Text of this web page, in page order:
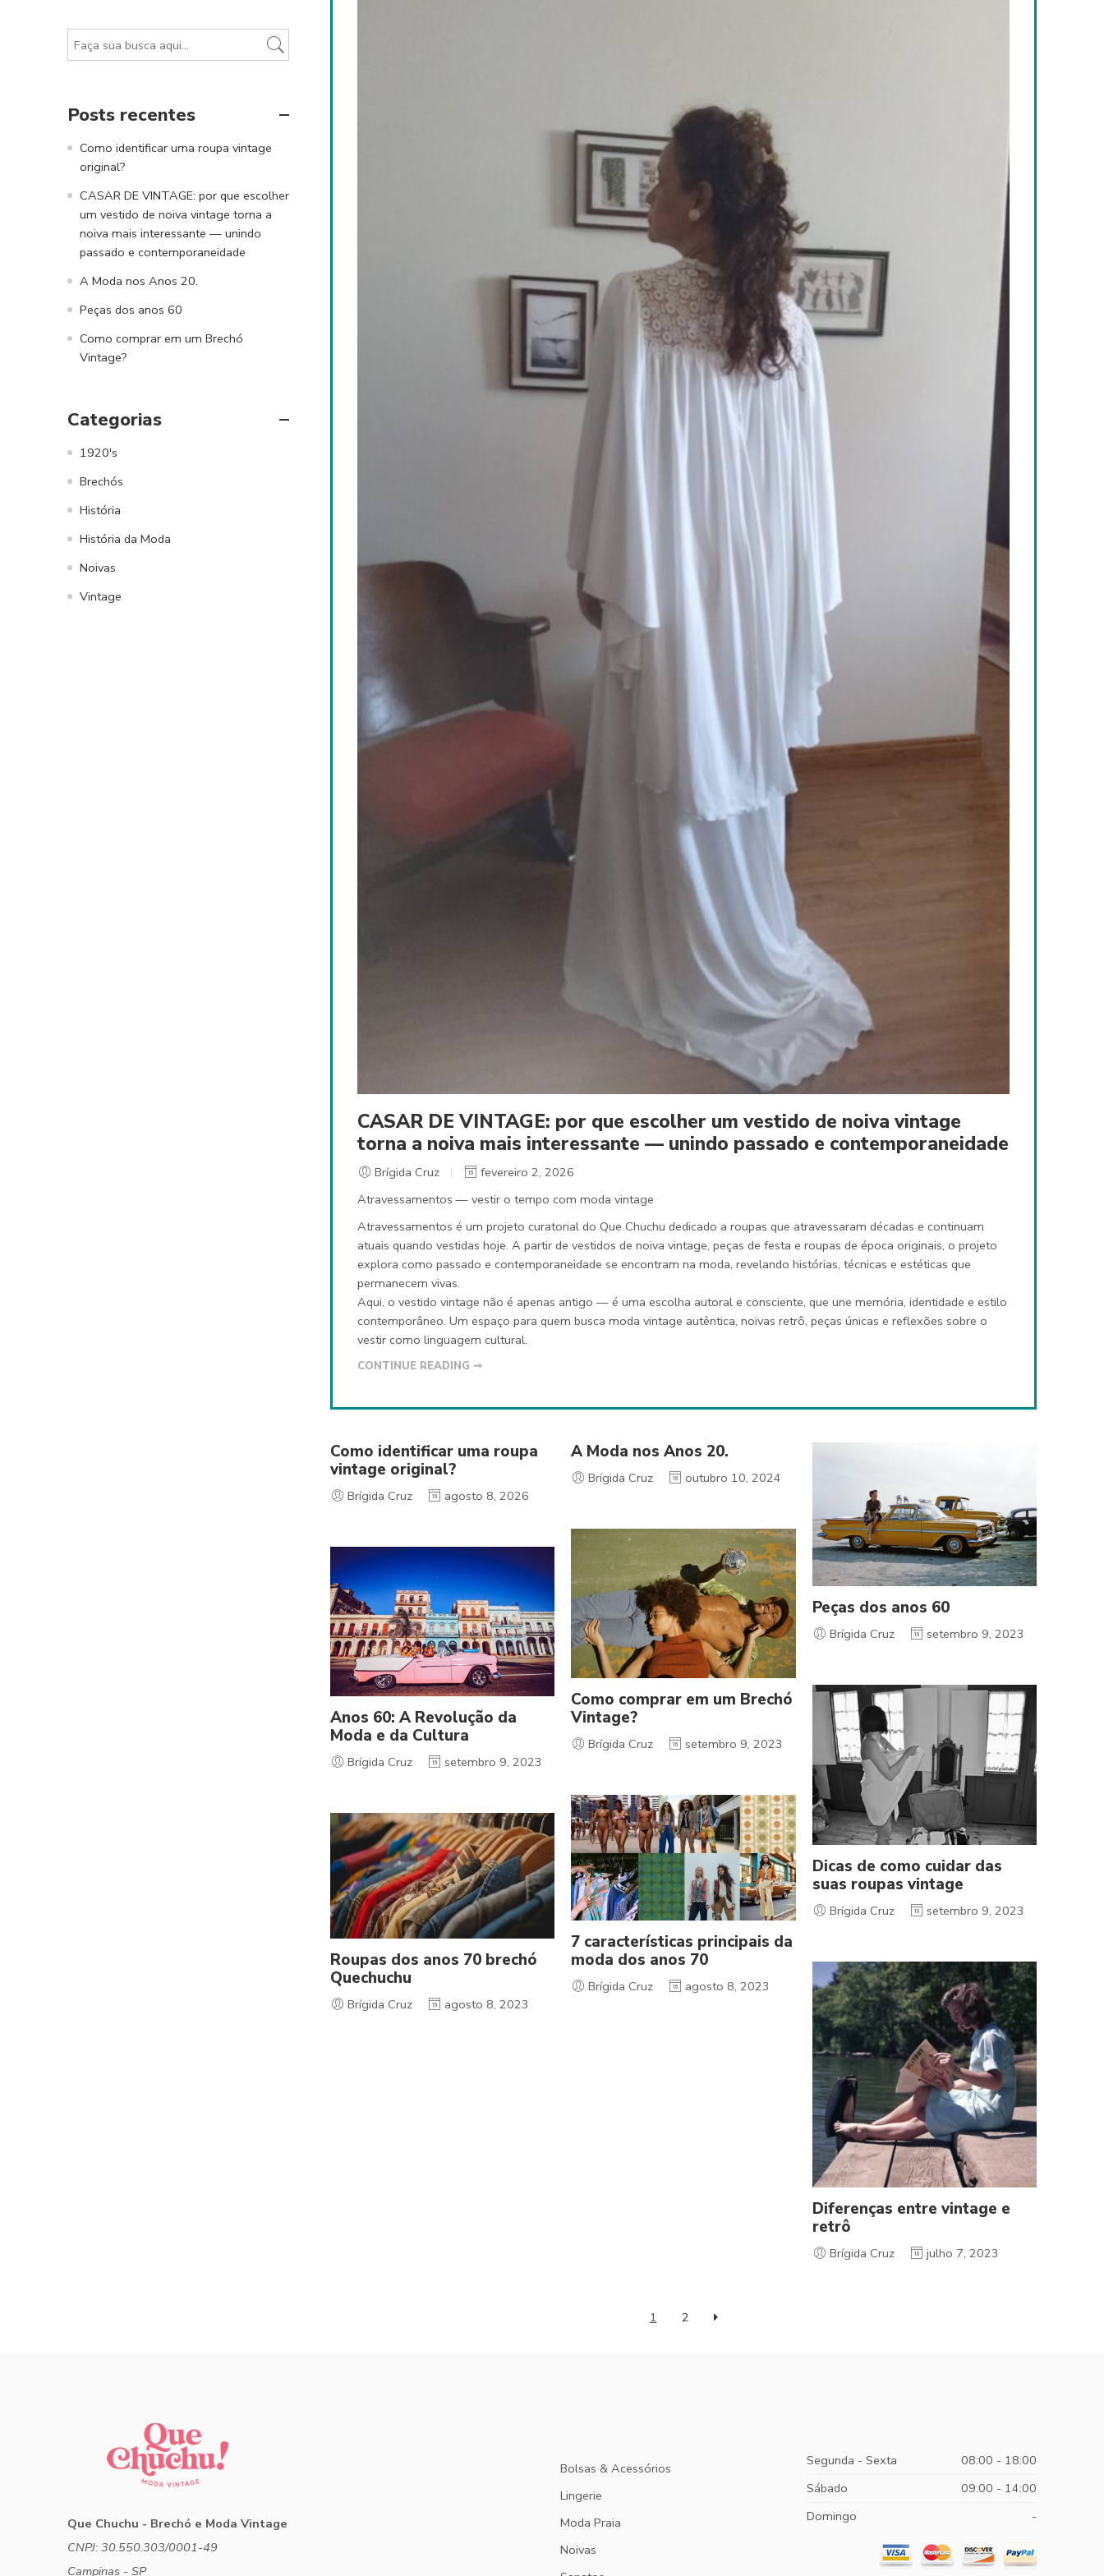
CASAR DE VINTAGE: por que escolher um vestido de noiva vintage
torna a noiva mais interessante — unindo passado e contemporaneidade
Brígida Cruz
fevereiro 2, 2026
Atravessamentos — vestir o tempo com moda vintage
Atravessamentos é um projeto curatorial do Que Chuchu dedicado a roupas que atravessaram décadas e continuam
atuais quando vestidas hoje. A partir de vestidos de noiva vintage, peças de festa e roupas de época originais, o projeto
explora como passado e contemporaneidade se encontram na moda, revelando histórias, técnicas e estéticas que
permanecem vivas.
Aqui, o vestido vintage não é apenas antigo — é uma escolha autoral e consciente, que une memória, identidade e estilo
contemporâneo. Um espaço para quem busca moda vintage autêntica, noivas retrô, peças únicas e reflexões sobre o
vestir como linguagem cultural.
CONTINUE READING ➞
Como identificar uma roupa
vintage original?
Brígida Cruz agosto 8, 2026
A Moda nos Anos 20.
Brígida Cruz outubro 10, 2024
Peças dos anos 60
Brígida Cruz setembro 9, 2023
Como comprar em um Brechó
Vintage?
Brígida Cruz setembro 9, 2023
Anos 60: A Revolução da
Moda e da Cultura
Brígida Cruz setembro 9, 2023
Dicas de como cuidar das
suas roupas vintage
Brígida Cruz setembro 9, 2023
7 características principais da
moda dos anos 70
Brígida Cruz agosto 8, 2023
Roupas dos anos 70 brechó
Quechuchu
Brígida Cruz agosto 8, 2023
Diferenças entre vintage e
retrô
Brígida Cruz julho 7, 2023
1 2
Posts recentes
Como identificar uma roupa vintage
original?
CASAR DE VINTAGE: por que escolher
um vestido de noiva vintage torna a
noiva mais interessante — unindo
passado e contemporaneidade
A Moda nos Anos 20.
Peças dos anos 60
Como comprar em um Brechó
Vintage?
Categorias
1920's
Brechós
História
História da Moda
Noivas
Vintage
Que Chuchu - Brechó e Moda Vintage
CNPJ: 30.550.303/0001-49
Campinas - SP
Bolsas & Acessórios
Lingerie
Moda Praia
Noivas
Segunda - Sexta
08:00 - 18:00
Sábado
09:00 - 14:00
Domingo
-